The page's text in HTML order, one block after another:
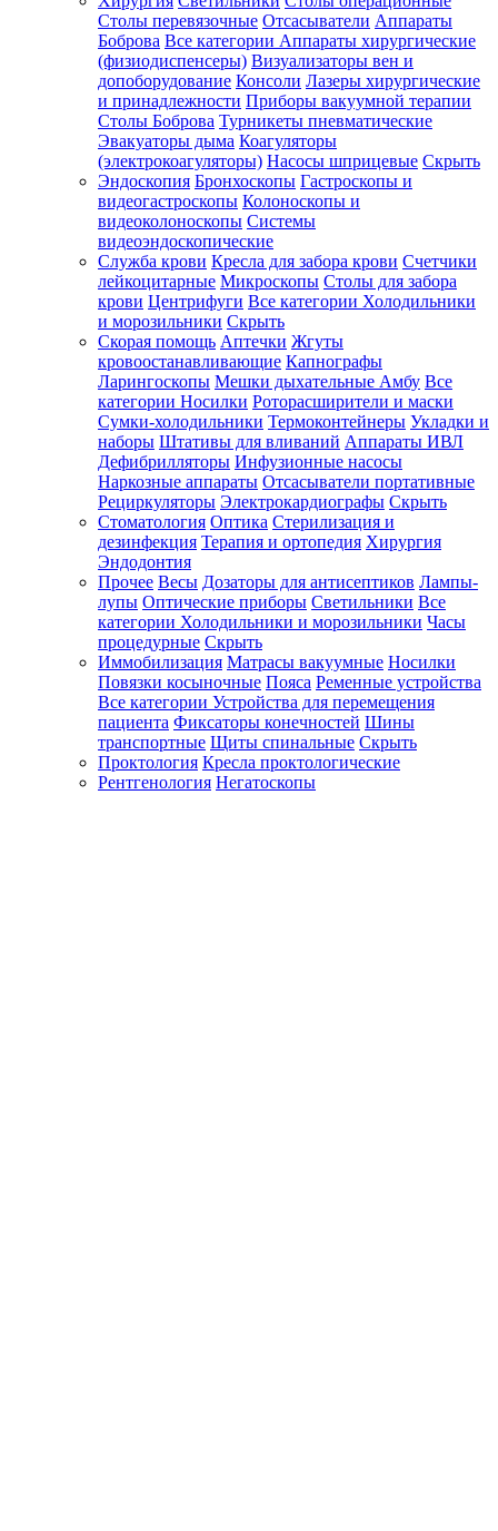
Столы перевязочные Отсасыватели Аппараты
Боброва Все категории Аппараты хирургические
(физиодиспенсеры) Визуализаторы вен и
допоборудование Консоли Лазеры хирургические
и принадлежности Приборы вакуумной терапии
Столы Боброва Турникеты пневматические
Эвакуаторы дыма Коагуляторы
(электрокоагуляторы) Насосы шприцевые Скрыть
Эндоскопия Бронхоскопы Гастроскопы и
видеогастроскопы Колоноскопы и
видеоколоноскопы Системы
видеоэндоскопические
Служба крови Кресла для забора крови Счетчики
лейкоцитарные Микроскопы Столы для забора
крови Центрифуги Все категории Холодильники
и морозильники Скрыть
Скорая помощь Аптечки Жгуты
кровоостанавливающие Капнографы
Ларингоскопы Мешки дыхательные Амбу Все
категории Носилки Роторасширители и маски
Сумки-холодильники Термоконтейнеры Укладки и
наборы Штативы для вливаний Аппараты ИВЛ
Дефибрилляторы Инфузионные насосы
Наркозные аппараты Отсасыватели портативные
Рециркуляторы Электрокардиографы Скрыть
Стоматология Оптика Стерилизация и
дезинфекция Терапия и ортопедия Хирургия
Эндодонтия
Прочее Весы Дозаторы для антисептиков Лампы-
лупы Оптические приборы Светильники Все
категории Холодильники и морозильники Часы
процедурные Скрыть
Иммобилизация Матрасы вакуумные Носилки
Повязки косыночные Пояса Ременные устройства
Все категории Устройства для перемещения
пациента Фиксаторы конечностей Шины
транспортные Щиты спинальные Скрыть
Проктология Кресла проктологические
Рентгенология Негатоскопы